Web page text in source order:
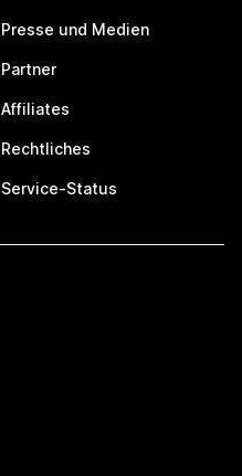
Presse und Medien
Partner
Affiliates
Rechtliches
Service-Status